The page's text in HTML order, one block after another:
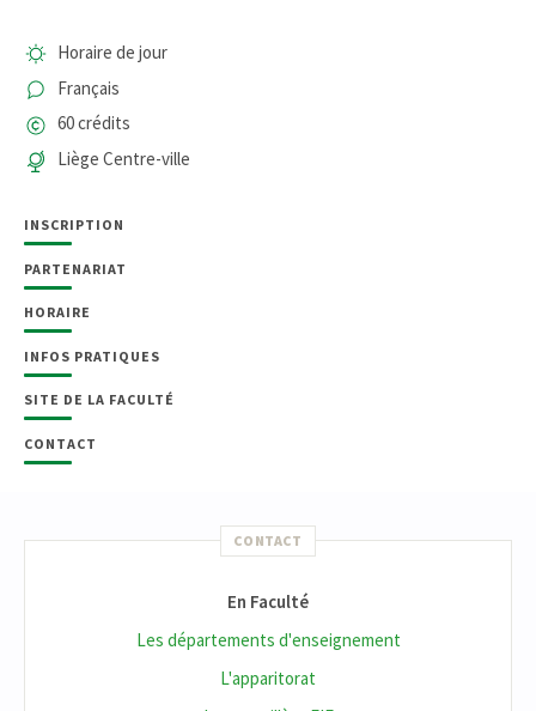
Horaire de jour
Français
60 crédits
Liège Centre-ville
INSCRIPTION
PARTENARIAT
HORAIRE
INFOS PRATIQUES
SITE DE LA FACULTÉ
CONTACT
CONTACT
En Faculté
Les départements d'enseignement
L'apparitorat